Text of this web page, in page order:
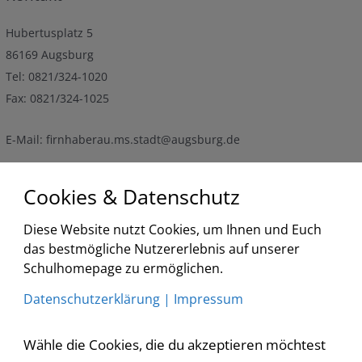
Hubertusplatz 5
86169 Augsburg
Tel: 0821/324-1020
Fax: 0821/324-1025
E-Mail: firnhaberau.ms.stadt@augsburg.de
Termine
< <2026>
August
>
Cookies & Datenschutz
Diese Website nutzt Cookies, um Ihnen und Euch
das bestmögliche Nutzererlebnis auf unserer
Schulhomepage zu ermöglichen.
Datenschutzerklärung | Impressum
Wähle die Cookies, die du akzeptieren möchtest